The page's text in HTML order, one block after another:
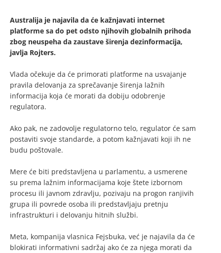
Australija je najavila da će kažnjavati internet
platforme sa do pet odsto njihovih globalnih prihoda
zbog neuspeha da zaustave širenja dezinformacija,
javlja Rojters.
Vlada očekuje da će primorati platforme na usvajanje
pravila delovanja za sprečavanje širenja lažnih
informacija koja će morati da dobiju odobrenje
regulatora.
Ako pak, ne zadovolje regulatorno telo, regulator će sam
postaviti svoje standarde, a potom kažnjavati koji ih ne
budu poštovale.
Mere će biti predstavljena u parlamentu, a usmerene
su prema lažnim informacijama koje štete izbornom
procesu ili javnom zdravlju, pozivaju na progon ranjivih
grupa ili povrede osoba ili predstavljaju pretnju
infrastrukturi i delovanju hitnih službi.
Meta, kompanija vlasnica Fejsbuka, već je najavila da će
blokirati informativni sadržaj ako će za njega morati da